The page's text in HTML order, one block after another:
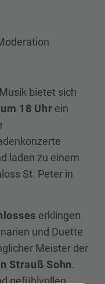
bietet sich
18 Uhr ein
laden zu einem
St. Peter in
erklingen
und Duette
Meister der
Strauß Sohn.
gefühlvollen